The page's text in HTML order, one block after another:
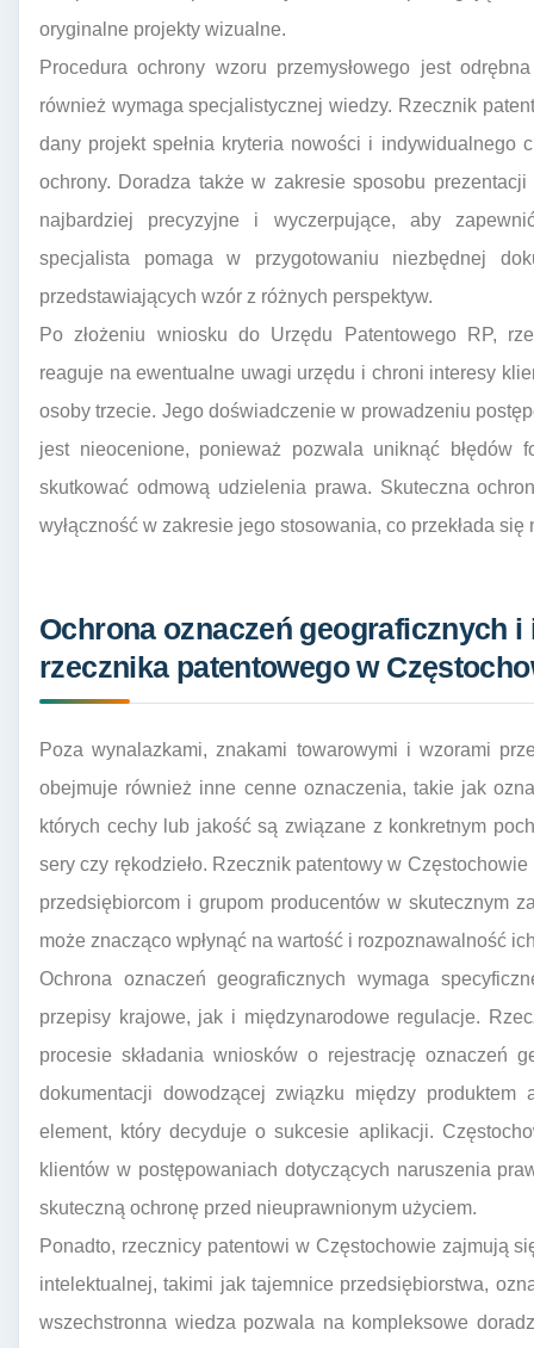
oryginalne projekty wizualne.
Procedura ochrony wzoru przemysłowego jest
również wymaga specjalistycznej wiedzy. Rzecznik
dany projekt spełnia kryteria nowości i indywidualnego
ochrony. Doradza także w zakresie sposobu
najbardziej precyzyjne i wyczerpujące, aby
specjalista pomaga w przygotowaniu niezbędnej
przedstawiających wzór z różnych perspektyw.
Po złożeniu wniosku do Urzędu Patentowego RP,
reaguje na ewentualne uwagi urzędu i chroni interesy
osoby trzecie. Jego doświadczenie w prowadzeniu
jest nieocenione, ponieważ pozwala uniknąć błędów
skutkować odmową udzielenia prawa. Skuteczna
wyłączność w zakresie jego stosowania, co przekłada
Ochrona oznaczeń geograficznych
rzecznika patentowego w
Poza wynalazkami, znakami towarowymi i wzorami
obejmuje również inne cenne oznaczenia, takie jak
których cechy lub jakość są związane z konkretnym
sery czy rękodzieło. Rzecznik patentowy w
przedsiębiorcom i grupom producentów w skutecznym
może znacząco wpłynąć na wartość i rozpoznawalność
Ochrona oznaczeń geograficznych wymaga
przepisy krajowe, jak i międzynarodowe regulacje.
procesie składania wniosków o rejestrację oznaczeń
dokumentacji dowodzącej związku między
element, który decyduje o sukcesie aplikacji.
klientów w postępowaniach dotyczących naruszenia
skuteczną ochronę przed nieuprawnionym użyciem.
Ponadto, rzecznicy patentowi w Częstochowie zajmują
intelektualnej, takimi jak tajemnice przedsiębiorstwa,
wszechstronna wiedza pozwala na kompleksowe